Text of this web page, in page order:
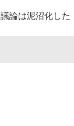
論は泥沼化した